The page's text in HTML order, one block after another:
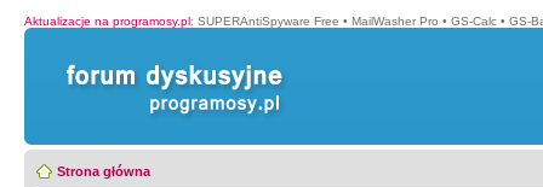
Aktualizacje na programosy.pl: SUPERAntiSpyware Free • MailWasher Pro • GS-Calc • GS-
Strona główna